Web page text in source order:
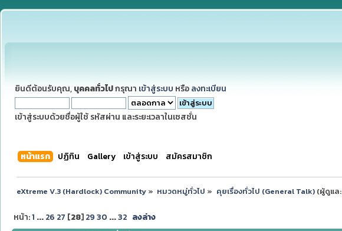
ยินดีต้อนรับคุณ, บุคคลทั่วไปกรุณา เข้าสู่ระบบ หรือ ลงทะเบียน
เข้าสู่ระบบด้วยชื่อผู้ใช้ รหัสผ่าน และระยะเวลาในเซสชั่น
หน้าแรก ปฏิทิน Gallery เข้าสู่ระบบ สมัครสมาชิก
eXtreme V.3 (Hardlock) Community» หมวดหมู่ทั่วไป » คุยเรื่องทั่วไป (General Talk)(ผู้ดูแล:
หน้า:1 ... 26 27 [28] 29 30 ...32 ลงล่าง